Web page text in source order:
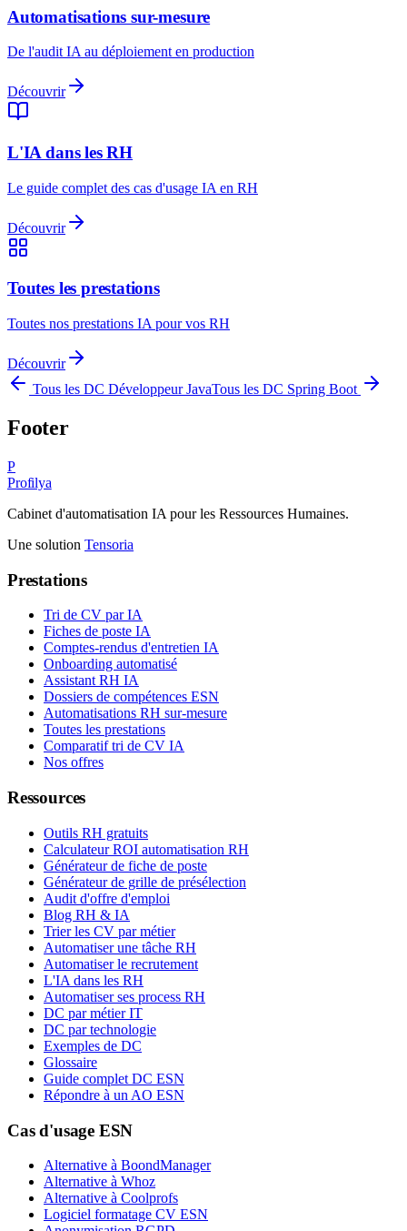
Automatisations sur-mesure
De l'audit IA au déploiement en production
Découvrir
L'IA dans les RH
Le guide complet des cas d'usage IA en RH
Découvrir
Toutes les prestations
Toutes nos prestations IA pour vos RH
Découvrir
Tous les DC Développeur JavaTous les DC Spring Boot
Footer
P
Profilya
Cabinet d'automatisation IA pour les Ressources Humaines.
Une solution Tensoria
Prestations
Tri de CV par IA
Fiches de poste IA
Comptes-rendus d'entretien IA
Onboarding automatisé
Assistant RH IA
Dossiers de compétences ESN
Automatisations RH sur-mesure
Toutes les prestations
Comparatif tri de CV IA
Nos offres
Ressources
Outils RH gratuits
Calculateur ROI automatisation RH
Générateur de fiche de poste
Générateur de grille de présélection
Audit d'offre d'emploi
Blog RH & IA
Trier les CV par métier
Automatiser une tâche RH
Automatiser le recrutement
L'IA dans les RH
Automatiser ses process RH
DC par métier IT
DC par technologie
Exemples de DC
Glossaire
Guide complet DC ESN
Répondre à un AO ESN
Cas d'usage ESN
Alternative à BoondManager
Alternative à Whoz
Alternative à Coolprofs
Logiciel formatage CV ESN